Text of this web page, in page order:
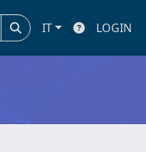
IT LOGIN